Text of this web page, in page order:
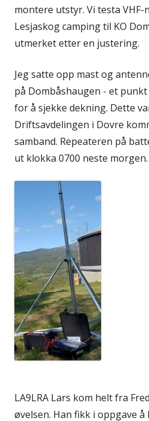
montere utstyr. Vi testa
Lesjaskog camping til KO
utmerket etter en justering.
Jeg satte opp mast og
på Dombåshaugen - et
for å sjekke dekning. Dette
Driftsavdelingen i Dovre
samband. Repeateren på
ut klokka 0700 neste morgen.
LA9LRA Lars kom helt fra
øvelsen. Han fikk i oppgave